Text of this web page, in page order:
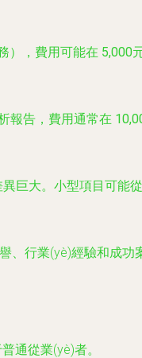
），費用可能在 5,000
報告，費用通常在
巨大。小型項目可能從
、行業(yè)經驗和成功
通從業(yè)者。